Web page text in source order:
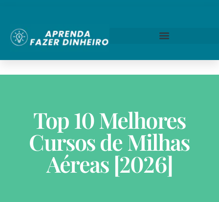
Top 10 Melhores
Cursos de Milhas
Aéreas [2026]